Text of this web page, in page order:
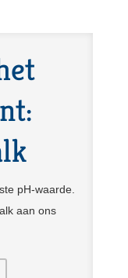
pH-waarde.
aan ons